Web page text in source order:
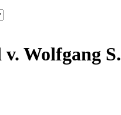
Wolfgang S.